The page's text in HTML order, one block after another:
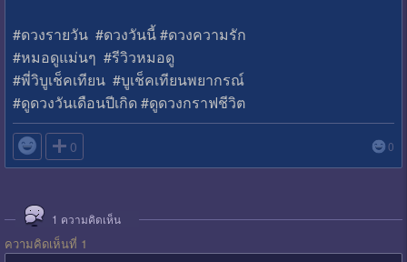
#ดวงรายวัน​ #ดวงวันนี้ #ดวงความรัก
#หมอดูแม่นๆ #รีวิวหมอดู
#พี่วิบูเช็คเทียน #บูเช็คเทียนพยากรณ์
#ดูดวงวันเดือนปีเกิด #ดูดวงกราฟชีวิต
 0 0
1 ความคิดเห็น
ความคิดเห็นที่ 1